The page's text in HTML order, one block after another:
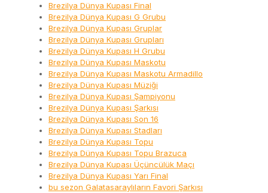
Brezilya Dünya Kupası Final
Brezilya Dünya Kupası G Grubu
Brezilya Dünya Kupası Gruplar
Brezilya Dünya Kupası Grupları
Brezilya Dünya Kupası H Grubu
Brezilya Dünya Kupası Maskotu
Brezilya Dünya Kupası Maskotu Armadillo
Brezilya Dünya Kupası Müziği
Brezilya Dünya Kupası Şampiyonu
Brezilya Dünya Kupası Şarkısı
Brezilya Dünya Kupası Son 16
Brezilya Dünya Kupası Stadları
Brezilya Dünya Kupası Topu
Brezilya Dünya Kupası Topu Brazuca
Brezilya Dünya Kupası Üçüncülük Maçı
Brezilya Dünya Kupası Yarı Final
bu sezon Galatasaraylıların Favori Şarkısı